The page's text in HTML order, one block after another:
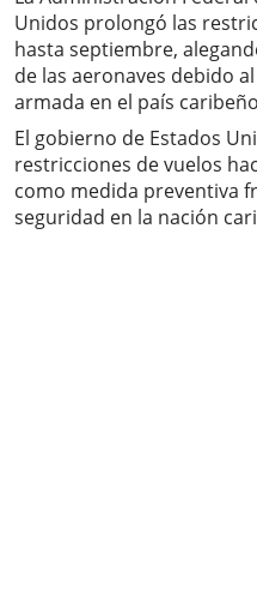
Unidos prolongó las
hasta septiembre,
de las aeronaves debido
armada en el país
El gobierno de Estados
restricciones de vuelos
como medida preventiva
seguridad en la nación